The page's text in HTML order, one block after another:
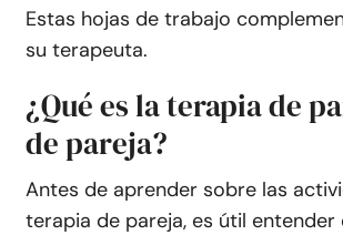
Estas hojas de trabajo
su terapeuta.
¿Qué es la terapia de
de pareja?
Antes de aprender sobre las
terapia de pareja, es útil